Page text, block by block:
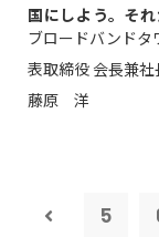
国にしよう。そ
のミッション...
ブロードバンド
表取締役 会長兼
藤原 洋
5